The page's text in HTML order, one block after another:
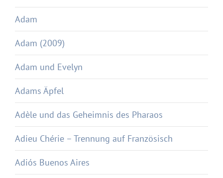
Adam
Adam (2009)
Adam und Evelyn
Adams Äpfel
Adèle und das Geheimnis des Pharaos
Adieu Chérie – Trennung auf Französisch
Adiós Buenos Aires